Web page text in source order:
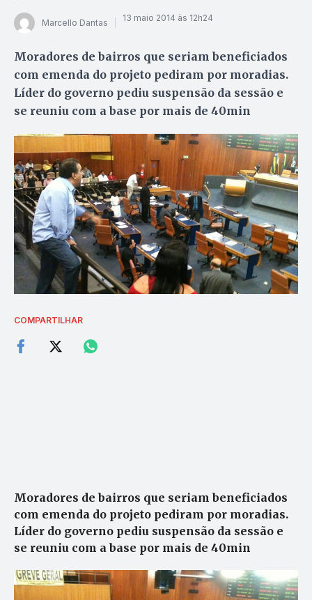
Marcello Dantas 13 maio 2014 às 12h24
Moradores de bairros que seriam beneficiados
com emenda do projeto pediram por moradias.
Líder do governo pediu suspensão da sessão e
se reuniu com a base por mais de 40min
COMPARTILHAR
Moradores de bairros que seriam beneficiados
com emenda do projeto pediram por moradias.
Líder do governo pediu suspensão da sessão e
se reuniu com a base por mais de 40min